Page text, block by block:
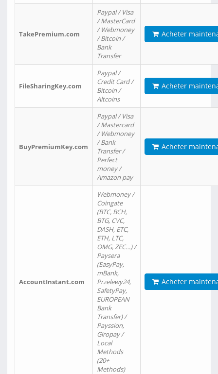
TakePremium.com
Paypal / Visa
/ MasterCard
/ Webmoney
/ Bitcoin /
Bank
Transfer
Acheter
FileSharingKey.com
Paypal /
Credit Card /
Bitcoin /
Altcoins
Acheter
BuyPremiumKey.com
Paypal / Visa
/ Mastercard
/ Webmoney
/ Bank
Transfer /
Perfect
money /
Amazon pay
Acheter
AccountInstant.com
Webmoney /
Coingate
(BTC, BCH,
BTG, CVC,
DASH, ETC,
ETH, LTC,
OMG, ZEC…) /
Paysera
(EasyPay,
mBank,
Przelewy24,
SafetyPay,
EUROPEAN
Bank
Transfer) /
Payssion,
Giropay /
Local
Methods
(20+
Methods)
Acheter